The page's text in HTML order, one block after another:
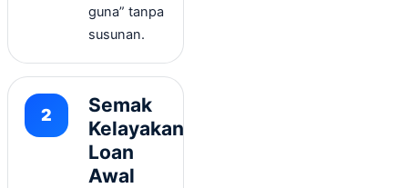
guna” tanpa
susunan.
Semak
Kelayakan
Loan
Awal